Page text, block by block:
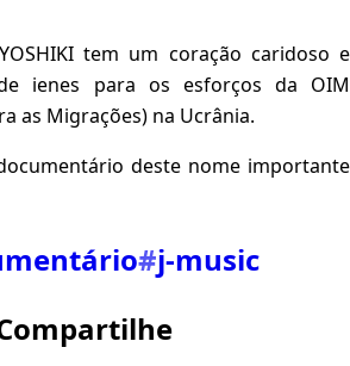
tem um coração caridoso e
ienes para os esforços da OIM
as Migrações) na Ucrânia.
deste nome importante
#j-music